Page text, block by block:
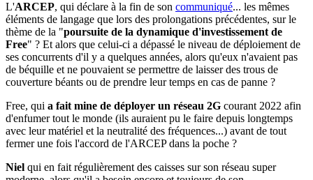
L'ARCEP, qui déclare à la fin de son communiqué... les mêmes
éléments de langage que lors des prolongations précédentes, sur le
thème de la "poursuite de la dynamique d'investissement de
Free" ? Et alors que celui-ci a dépassé le niveau de déploiement de
ses concurrents d'il y a quelques années, alors qu'eux n'avaient pas
de béquille et ne pouvaient se permettre de laisser des trous de
couverture béants ou de prendre leur temps en cas de panne ?
Free, qui a fait mine de déployer un réseau 2G courant 2022 afin
d'enfumer tout le monde (ils auraient pu le faire depuis longtemps
avec leur matériel et la neutralité des fréquences...) avant de tout
fermer une fois l'accord de l'ARCEP dans la poche ?
Niel qui en fait régulièrement des caisses sur son réseau super